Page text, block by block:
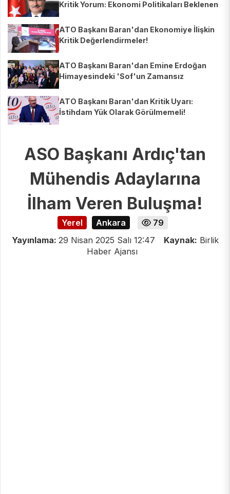
Kritik Yorum: Ekonomi Politikaları Beklenen
ATO Başkanı Baran'dan Ekonomiye İlişkin
Kritik Değerlendirmeler!
ATO Başkanı Baran'dan Emine Erdoğan
Himayesindeki 'Sof'un Zamansız
ATO Başkanı Baran'dan Kritik Uyarı:
İstihdam Yük Olarak Görülmemeli!
ASO Başkanı Ardıç'tan
Mühendis Adaylarına
İlham Veren Buluşma!
Yerel Ankara
79
Yayınlama: 29 Nisan 2025 Salı 12:47 Kaynak: Birlik
Haber Ajansı